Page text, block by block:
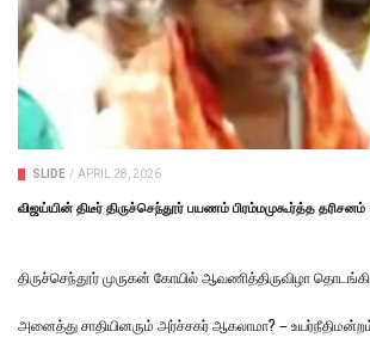
SLIDE / APRIL 28, 2026
விஜய்யின் திடீர் திருச்செந்தூர் பயணம் பிரம்மமுகூர்த்த தரிசனம்
திருச்செந்தூர் முருகன் கோயில் ஆவணித்திருவிழா
அனைத்து சாதியினரும் அர்ச்சகர் ஆகலாமா? – உயர்நீதிமன்றம்